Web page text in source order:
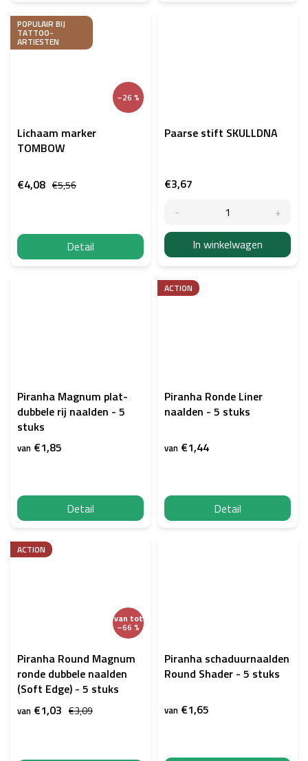
POPULAIR BIJ
TATTOO-
ARTIESTEN
–26 %
Lichaam marker
TOMBOW
€5,56
€4,08
Detail
Paarse stift SKULLDNA
€3,67
In winkelwagen
Piranha Magnum plat-
dubbele rij naalden - 5
stuks
van €1,85
Detail
ACTION
Piranha Ronde Liner
naalden - 5 stuks
van €1,44
Detail
ACTION
van tot
–66 %
Piranha Round Magnum
ronde dubbele naalden
(Soft Edge) - 5 stuks
€3,09
van €1,03
Piranha schaduurnaalden
Round Shader - 5 stuks
van €1,65